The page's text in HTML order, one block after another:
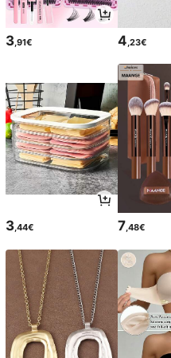
3,91€ 4,23€
3,44€ 7,48€